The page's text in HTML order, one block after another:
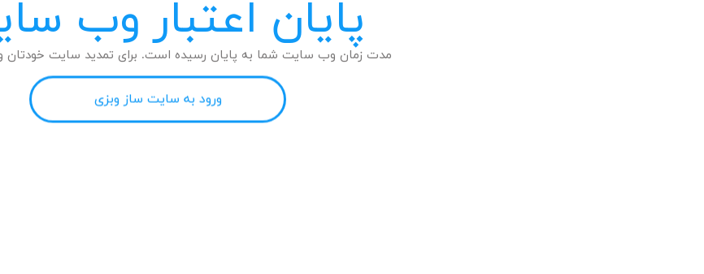
پایان اعتبار وب
مدت زمان وب سایت شما به پایان رسیده است. برای تمدید سایت خودتان
ورود به سایت ساز وبزی